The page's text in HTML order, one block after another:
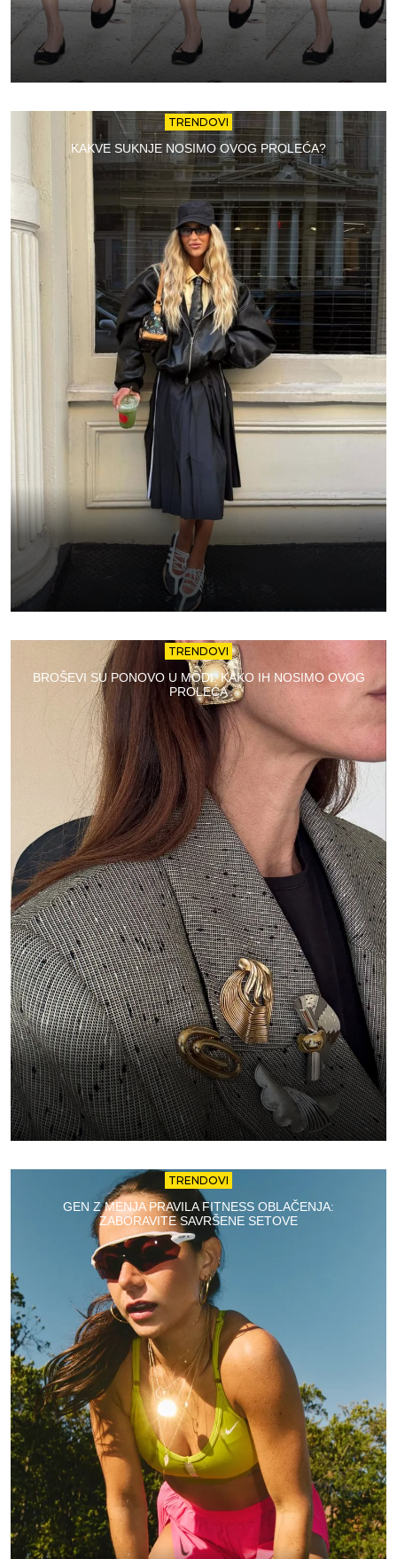
TRENDOVI
KAKVE SUKNJE NOSIMO OVOG PROLEĆA?
TRENDOVI
BROŠEVI SU PONOVO U MODI: KAKO IH NOSIMO OVOG
PROLEĆA
TRENDOVI
GEN Z MENJA PRAVILA FITNESS OBLAČENJA:
ZABORAVITE SAVRŠENE SETOVE